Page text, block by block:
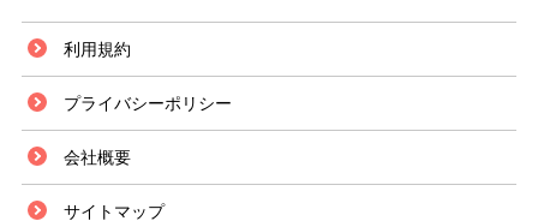
利用規約
プライバシーポリシー
会社概要
サイトマップ